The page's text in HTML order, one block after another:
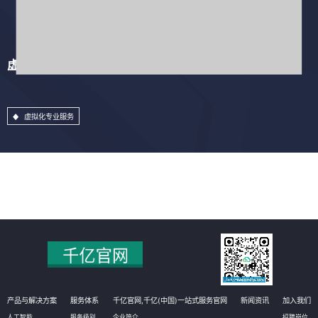
虚拟化专业服务
虚拟化专业服务
产品与解决方案 服务体系 千亿官网,千亿(中国)一站式服务官网 新闻资讯 加入我们